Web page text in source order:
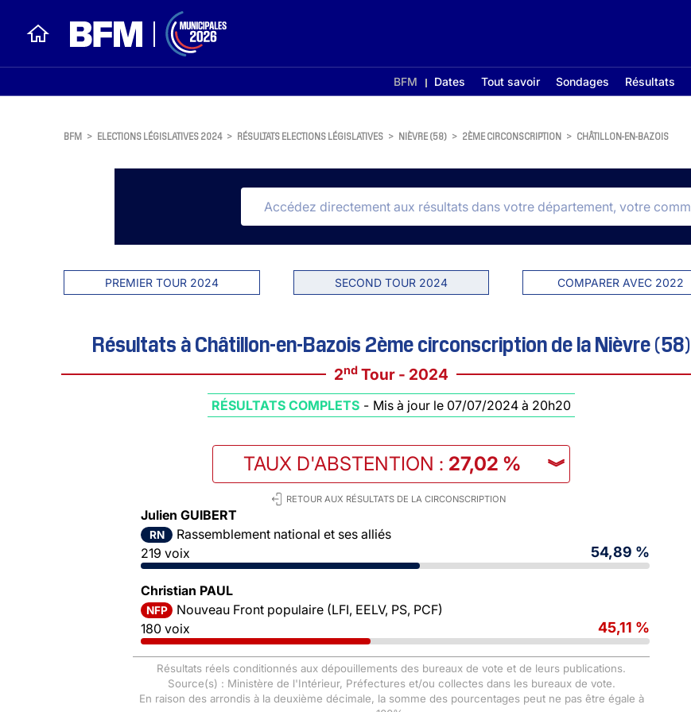
BFM Dates Tout savoir Sondages Résultats
BFM > ELECTIONS LÉGISLATIVES 2024 > RÉSULTATS ELECTIONS LÉGISLATIVES > NIÈVRE (58) > 2ÈME CIRCONSCRIPTION > CHÂTILLON-EN-BAZOIS
PREMIER TOUR 2024 SECOND TOUR 2024 COMPARER AVEC 2022
Résultats à Châtillon-en-Bazois 2ème circonscription de la Nièvre (58)
2nd Tour - 2024
RÉSULTATS COMPLETS - Mis à jour le 07/07/2024 à 20h20
TAUX D'ABSTENTION : 27,02 % ︾
RETOUR AUX RÉSULTATS DE LA CIRCONSCRIPTION
Julien GUIBERT
RN
Rassemblement national et ses alliés
219 voix
54,89 %
Christian PAUL
NFP
Nouveau Front populaire (LFI, EELV, PS, PCF)
180 voix
45,11 %
Résultats réels conditionnés aux dépouillements des bureaux de vote et de leurs publications.
Source(s) : Ministère de l'Intérieur, Préfectures et/ou collectes dans les bureaux de vote.
En raison des arrondis à la deuxième décimale, la somme des pourcentages peut ne pas être égale à